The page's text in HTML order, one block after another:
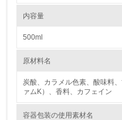
大気汚染物質に関する取り組
の対応を背景にした物流におけ
やDXの推進を進めています。
環境問題に関する従業員教育を
自社に関係する主要な環境法規
内容量
500ml
原材料名
炭酸、カラメル色素、酸味料
ァムK）、香料、カフェイン
容器包装の使用素材名